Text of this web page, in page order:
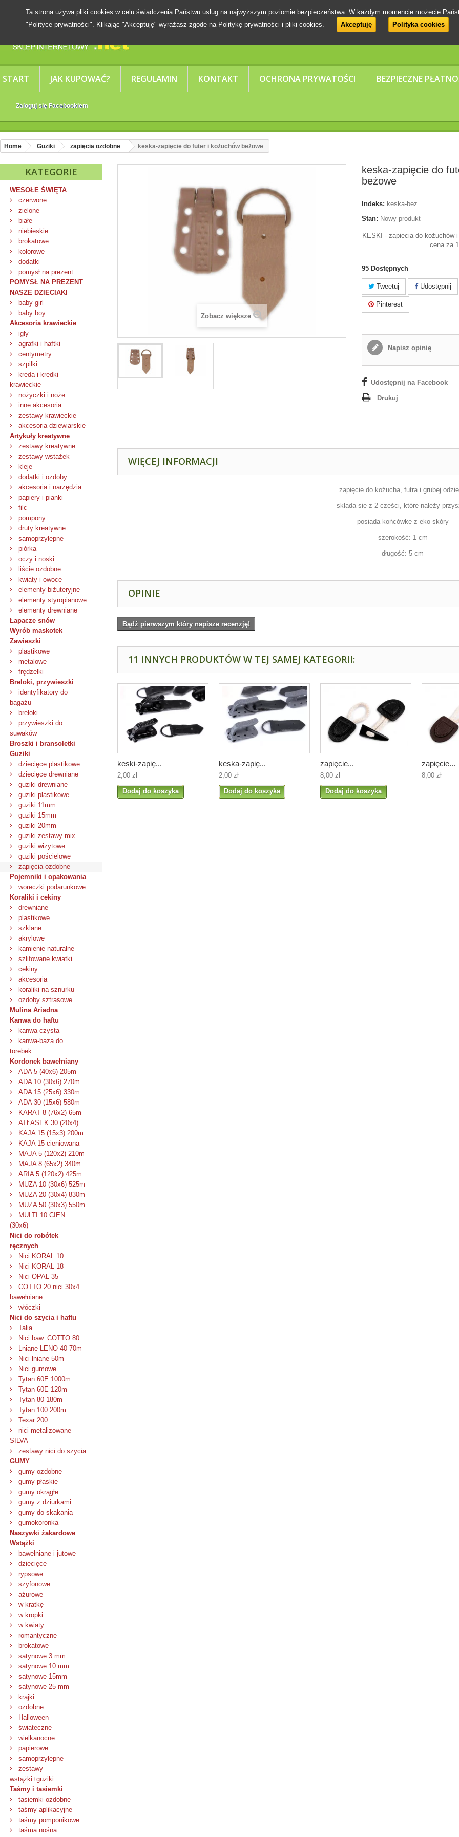
START JAK KUPOWAĆ? REGULAMIN KONTAKT OCHRONA PRYWATOŚCI BEZPIECZNE
Zaloguj się Facebookiem
Ta strona używa pliki cookies w celu świadczenia Państwu usług na najwyższym poziomie bezpieczeństwa. W każdym momencie możecie
"Polityce prywatności". Klikając "Akceptuję" wyrażasz zgodę na Politykę prywatności i pliki cookies.
Akceptuję Polityka cookies
Home Guziki zapięcia ozdobne keska-zapięcie do futer i kożuchów beżowe
KATEGORIE
WESOŁE ŚWIĘTA
czerwone
zielone
białe
niebieskie
brokatowe
kolorowe
dodatki
pomysł na prezent
POMYSŁ NA PREZENT
NASZE DZIECIAKI
baby girl
baby boy
Akcesoria krawieckie
igły
agrafki i haftki
centymetry
szpilki
kreda i kredki
krawieckie
nożyczki i noże
inne akcesoria
zestawy krawieckie
akcesoria dziewiarskie
Artykuły kreatywne
zestawy kreatywne
zestawy wstążek
kleje
dodatki i ozdoby
akcesoria i narzędzia
papiery i pianki
filc
pompony
druty kreatywne
samoprzylepne
piórka
oczy i noski
liście ozdobne
kwiaty i owoce
elementy biżuteryjne
elementy styropianowe
elementy drewniane
Łapacze snów
Wyrób maskotek
Zawieszki
plastikowe
metalowe
frędzelki
Breloki, przywieszki
identyfikatory do
bagażu
breloki
przywieszki do
suwaków
Broszki i bransoletki
Guziki
dziecięce plastikowe
dziecięce drewniane
guziki drewniane
guziki plastikowe
guziki 11mm
guziki 15mm
guziki 20mm
guziki zestawy mix
guziki wizytowe
guziki pościelowe
zapięcia ozdobne
Pojemniki i opakowania
woreczki podarunkowe
Koraliki i cekiny
drewniane
plastikowe
szklane
akrylowe
kamienie naturalne
szlifowane kwiatki
cekiny
akcesoria
koraliki na sznurku
ozdoby sztrasowe
Mulina Ariadna
Kanwa do haftu
kanwa czysta
kanwa-baza do
torebek
Kordonek bawełniany
ADA 5 (40x6) 205m
ADA 10 (30x6) 270m
ADA 15 (25x6) 330m
ADA 30 (15x6) 580m
KARAT 8 (76x2) 65m
ATŁASEK 30 (20x4)
KAJA 15 (15x3) 200m
KAJA 15 cieniowana
MAJA 5 (120x2) 210m
MAJA 8 (65x2) 340m
ARIA 5 (120x2) 425m
MUZA 10 (30x6) 525m
MUZA 20 (30x4) 830m
MUZA 50 (30x3) 550m
MULTI 10 CIEN.
(30x6)
Nici do robótek
ręcznych
Nici KORAL 10
Nici KORAL 18
Nici OPAL 35
COTTO 20 nici 30x4
bawełniane
włóczki
Nici do szycia i haftu
Talia
Nici baw. COTTO 80
Lniane LENO 40 70m
Nici lniane 50m
Nici gumowe
Tytan 60E 1000m
Tytan 60E 120m
Tytan 80 180m
Tytan 100 200m
Texar 200
nici metalizowane
SILVA
zestawy nici do szycia
GUMY
gumy ozdobne
gumy płaskie
gumy okrągłe
gumy z dziurkami
gumy do skakania
gumokoronka
Naszywki żakardowe
Wstążki
bawełniane i jutowe
dziecięce
rypsowe
szyfonowe
ażurowe
w kratkę
w kropki
w kwiaty
romantyczne
brokatowe
satynowe 3 mm
satynowe 10 mm
satynowe 15mm
satynowe 25 mm
krajki
ozdobne
Halloween
świąteczne
wielkanocne
papierowe
samoprzylepne
zestawy
wstążki+guziki
Taśmy i tasiemki
tasiemki ozdobne
taśmy aplikacyjne
taśmy pomponikowe
taśma nośna
Zobacz większe
keska-zapięcie do
beżowe
Indeks: keska-bez
Stan: Nowy produkt
KESKI - zapięcia do kożuchów
cena za
95 Dostępnych
Tweetuj Udostępnij
Pinterest
Napisz opinię
Udostępnij na Facebook
Drukuj
WIĘCEJ INFORMACJI
zapięcie do kożucha, futra i grubej
składa się z 2 części, które należy
posiada końcówkę z eko-skóry
szerokość: 1 cm
długość: 5 cm
OPINIE
Bądź pierwszym który napisze recenzję!
11 INNYCH PRODUKTÓW W TEJ SAMEJ KATEGORII:
keski-zapię...
2,00 zł
Dodaj do koszyka
keska-zapię...
2,00 zł
Dodaj do koszyka
zapięcie...
8,00 zł
Dodaj do koszyka
zapięcie...
8,00 zł